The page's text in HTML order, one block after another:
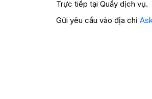
Trực tiếp tại Quầy dịch vụ.
Gửi yêu cầu vào địa chỉ